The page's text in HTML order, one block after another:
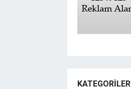
KATEGORILER